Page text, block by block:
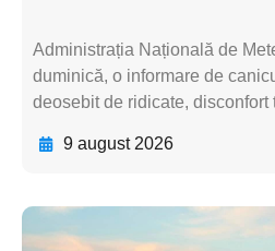
Administrația Națională de
duminică, o informare de
deosebit de ridicate, disconfort
9 august 2026